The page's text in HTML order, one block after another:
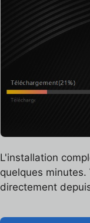
L'installation
quelques minutes.
directement